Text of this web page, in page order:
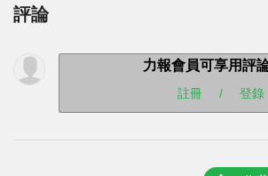
評論
力報會員可享用評
註冊 / 登錄